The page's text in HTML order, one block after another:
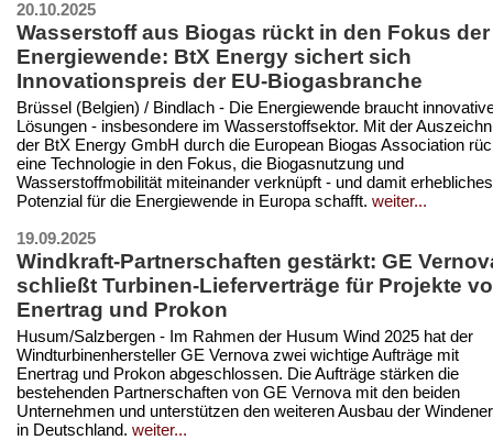
20.10.2025
Wasserstoff aus Biogas rückt in den Fokus der
Energiewende: BtX Energy sichert sich
Innovationspreis der EU-Biogasbranche
Brüssel (Belgien) / Bindlach - Die Energiewende braucht
Lösungen - insbesondere im Wasserstoffsektor. Mit der
der BtX Energy GmbH durch die European Biogas Association
eine Technologie in den Fokus, die Biogasnutzung und
Wasserstoffmobilität miteinander verknüpft - und damit erhebliches
Potenzial für die Energiewende in Europa schafft. weiter...
19.09.2025
Windkraft-Partnerschaften gestärkt: GE
schließt Turbinen-Lieferverträge für Projekte
Enertrag und Prokon
Husum/Salzbergen - Im Rahmen der Husum Wind 2025 hat der
Windturbinenhersteller GE Vernova zwei wichtige Aufträge mit
Enertrag und Prokon abgeschlossen. Die Aufträge stärken die
bestehenden Partnerschaften von GE Vernova mit den beiden
Unternehmen und unterstützen den weiteren Ausbau der
in Deutschland. weiter...